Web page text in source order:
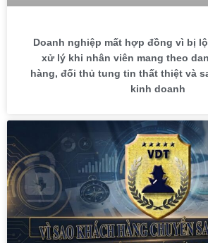
Doanh nghiệp mất hợp đồng vì bị
xử lý khi nhân viên mang theo
hàng, đối thủ tung tin thất thiệt và
kinh doanh